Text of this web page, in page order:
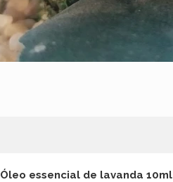
Óleo essencial de lavanda 10ml